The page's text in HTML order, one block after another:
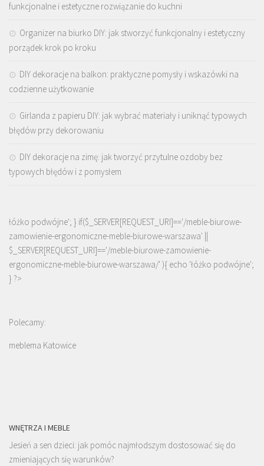
funkcjonalne i estetyczne rozwiązanie do kuchni
Organizer na biurko DIY: jak stworzyć funkcjonalny i estetyczny
porządek krok po kroku
DIY dekoracje na balkon: praktyczne pomysły i wskazówki na
codzienne użytkowanie
Girlanda z papieru DIY: jak wybrać materiały i uniknąć typowych
błędów przy dekorowaniu
DIY dekoracje na zimę: jak tworzyć przytulne ozdoby bez
typowych błędów i z pomysłem
łóżko podwójne'; } if($_SERVER[REQUEST_URI]=='/meble-biurowe-
zamowienie-ergonomiczne-meble-biurowe-warszawa' ||
$_SERVER[REQUEST_URI]=='/meble-biurowe-zamowienie-
ergonomiczne-meble-biurowe-warszawa/' ){ echo 'łóżko podwójne';
} ?>
Polecamy:
meblema Katowice
WNĘTRZA I MEBLE
Jesień a sen dzieci: jak pomóc najmłodszym dostosować się do
zmieniających się warunków?